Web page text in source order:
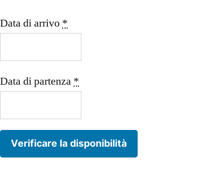
Data di arrivo *
Data di partenza *